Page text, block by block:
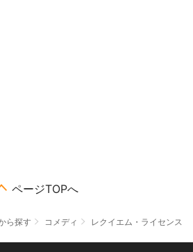
ページTOPへ
ら探す コメディ レクイエム・ライセンス